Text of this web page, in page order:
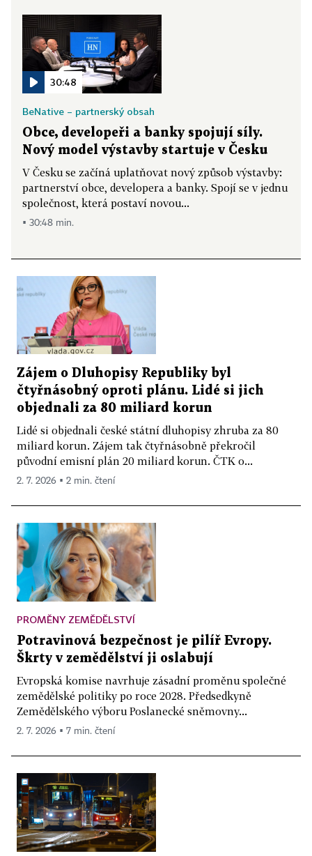
30:48
BeNative – partnerský obsah
Obce, developeři a banky spojují síly.
Nový model výstavby startuje v Česku
V Česku se začíná uplatňovat nový způsob výstavby:
partnerství obce, developera a banky. Spojí se v jednu
společnost, která postaví novou...
▪ 30:48 min.
Zájem o Dluhopisy Republiky byl
čtyřnásobný oproti plánu. Lidé si jich
objednali za 80 miliard korun
Lidé si objednali české státní dluhopisy zhruba za 80
miliard korun. Zájem tak čtyřnásobně překročil
původní emisní plán 20 miliard korun. ČTK o...
2. 7. 2026 ▪ 2 min. čtení
PROMĚNY ZEMĚDĚLSTVÍ
Potravinová bezpečnost je pilíř Evropy.
Škrty v zemědělství ji oslabují
Evropská komise navrhuje zásadní proměnu společné
zemědělské politiky po roce 2028. Předsedkyně
Zemědělského výboru Poslanecké sněmovny...
2. 7. 2026 ▪ 7 min. čtení